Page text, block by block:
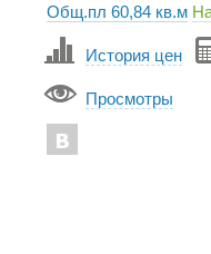
Общ.пл 60,84 кв.м
История цен
Просмотры